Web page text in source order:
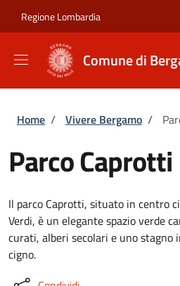
Regione Lombardia
Comune di
Briciole di pane
Home / Vivere Bergamo /
Parco Caprotti
Il parco Caprotti, situato in centro
Verdi, è un elegante spazio verde
curati, alberi secolari e uno stagno
cigno.